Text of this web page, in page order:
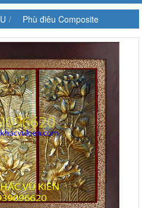
Phù điêu Composite